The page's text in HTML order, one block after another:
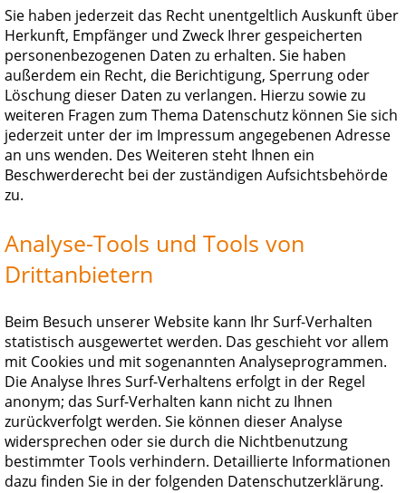
Sie haben jederzeit das Recht unentgeltlich Auskunft über
Herkunft, Empfänger und Zweck Ihrer gespeicherten
personenbezogenen Daten zu erhalten. Sie haben
außerdem ein Recht, die Berichtigung, Sperrung oder
Löschung dieser Daten zu verlangen. Hierzu sowie zu
weiteren Fragen zum Thema Datenschutz können Sie sich
jederzeit unter der im Impressum angegebenen Adresse
an uns wenden. Des Weiteren steht Ihnen ein
Beschwerderecht bei der zuständigen Aufsichtsbehörde
zu.
Analyse-Tools und Tools von
Drittanbietern
Beim Besuch unserer Website kann Ihr Surf-Verhalten
statistisch ausgewertet werden. Das geschieht vor allem
mit Cookies und mit sogenannten Analyseprogrammen.
Die Analyse Ihres Surf-Verhaltens erfolgt in der Regel
anonym; das Surf-Verhalten kann nicht zu Ihnen
zurückverfolgt werden. Sie können dieser Analyse
widersprechen oder sie durch die Nichtbenutzung
bestimmter Tools verhindern. Detaillierte Informationen
dazu finden Sie in der folgenden Datenschutzerklärung.